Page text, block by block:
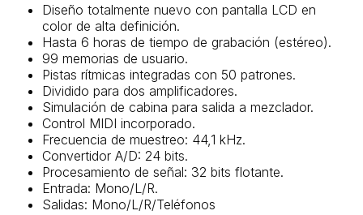
Diseño totalmente nuevo con pantalla LCD en
color de alta definición.
Hasta 6 horas de tiempo de grabación (estéreo).
99 memorias de usuario.
Pistas rítmicas integradas con 50 patrones.
Dividido para dos amplificadores.
Simulación de cabina para salida a mezclador.
Control MIDI incorporado.
Frecuencia de muestreo: 44,1 kHz.
Convertidor A/D: 24 bits.
Procesamiento de señal: 32 bits flotante.
Entrada: Mono/L/R.
Salidas: Mono/L/R/Teléfonos